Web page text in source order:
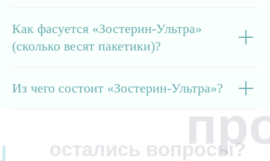
Как фасуется «Зостерин-Ультра»
(сколько весят пакетики)?
Из чего состоит «Зостерин-Ультра»?
остались вопросы?